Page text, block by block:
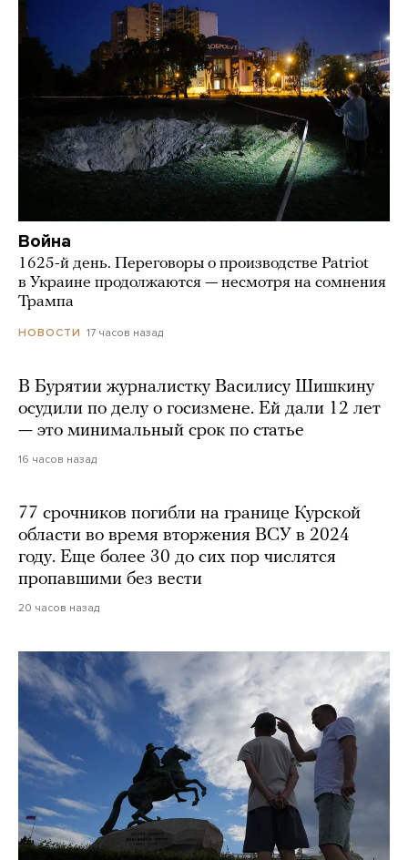
Война
1625-й день. Переговоры о производстве Patriot
в Украине продолжаются — несмотря на сомнения
Трампа
НОВОСТИ 17 часов назад
В Бурятии журналистку Василису Шишкину
осудили по делу о госизмене. Ей дали 12 лет
— это минимальный срок по статье
16 часов назад
77 срочников погибли на границе Курской
области во время вторжения ВСУ в 2024
году. Еще более 30 до сих пор числятся
пропавшими без вести
20 часов назад